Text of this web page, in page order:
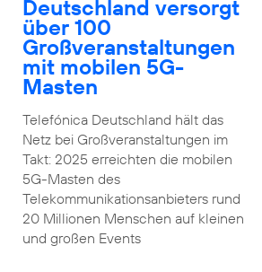
Deutschland versorgt
über 100
Großveranstaltungen
mit mobilen 5G-
Masten
Telefónica Deutschland hält das
Netz bei Großveranstaltungen im
Takt: 2025 erreichten die mobilen
5G-Masten des
Telekommunikationsanbieters rund
20 Millionen Menschen auf kleinen
und großen Events